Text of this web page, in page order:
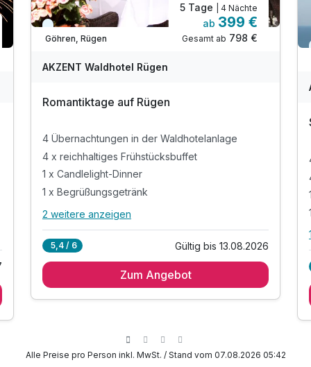
Kurzfristig verfügbar
Göhren, Rügen
5 Tage | 4 Nächte
ab 399 €
Gesamt ab 798 €
AKZENT Waldhotel Rügen
Romantiktage auf Rügen
4 Übernachtungen in der Waldhotelanlage
4 x reichhaltiges Frühstücksbuffet
1 x Candlelight-Dinner
1 x Begrüßungsgetränk
Alle Inklusivleistungen
4 x reichhaltiges Frühstücksbuffet
inkl. Nutzung der Sauna
2 weitere anzeigen
5,4 / 6 Gültig bis 13.08.2026
Zum Angebot
Alle Preise pro Person inkl. MwSt. / Stand vom 07.08.2026 05:42